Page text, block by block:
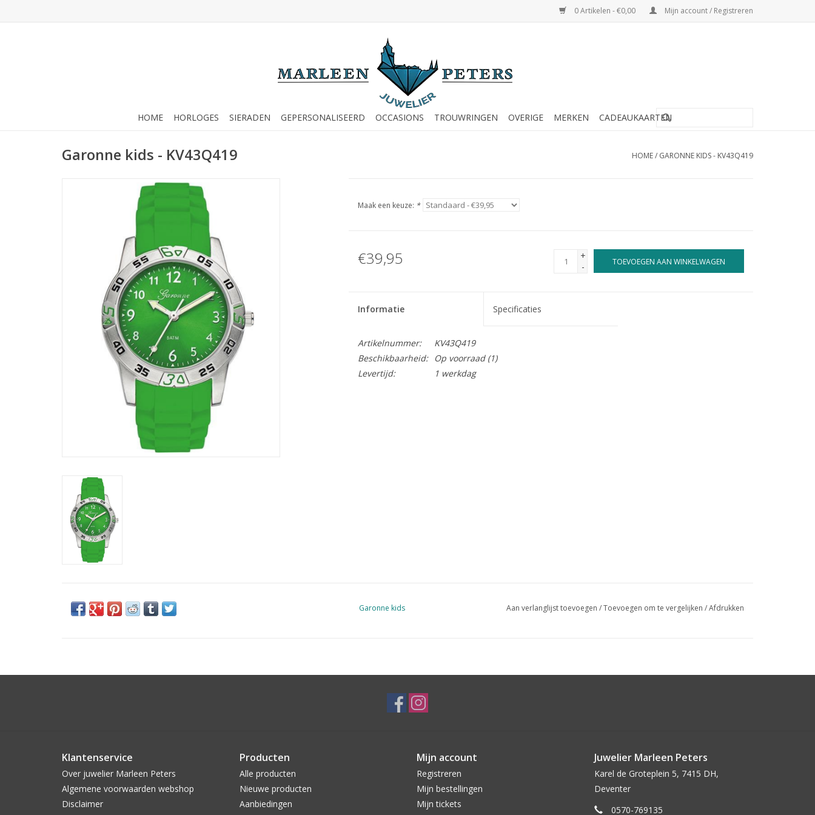
0 Artikelen - €0,00 Mijn account / Registreren
HOME HORLOGES SIERADEN GEPERSONALISEERD OCCASIONS TROUWRINGEN OVERIGE MERKEN CADEAUKAARTEN
Garonne kids - KV43Q419 HOME/ GARONNE KIDS - KV43Q419
Maak een keuze: *
€39,95
+
-
TOEVOEGEN AAN WINKELWAGEN
Informatie Specificaties
Artikelnummer:
KV43Q419
Beschikbaarheid:
Op voorraad(1)
Levertijd:
1 werkdag
Garonne kids Aan verlanglijst toevoegen /Toevoegen om te vergelijken /Afdrukken
Klantenservice
Over juwelier Marleen Peters
Algemene voorwaarden webshop
Disclaimer
Producten
Alle producten
Nieuwe producten
Aanbiedingen
Mijn account
Registreren
Mijn bestellingen
Mijn tickets
Juwelier Marleen Peters
Karel de Groteplein 5, 7415 DH,
Deventer
0570-769135